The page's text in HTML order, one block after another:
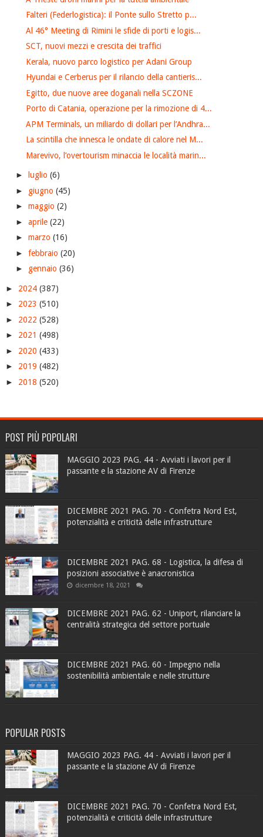
Falteri (Federlogistica): il Ponte sullo Stretto p...
Al 46° Meeting di Rimini le sfide di porti e logis...
SCT, nuovi mezzi e crescita dei traffici
Kerala, nuovo parco logistico per Adani Group
Hyundai e Cerberus per il rilancio della cantieris...
Egitto, due nuove aree doganali nella SCZONE
Porto di Catania, operazione per la rimozione di 4...
APM Terminals, un miliardo di dollari per l’Andhra...
La scintilla che innesca le ondate di calore nel M...
Marevivo, l’overtourism minaccia le località marin...
► luglio (6)
► giugno (45)
► maggio (2)
► aprile (22)
► marzo (16)
► febbraio (20)
► gennaio (36)
► 2024 (387)
► 2023 (510)
► 2022 (528)
► 2021 (498)
► 2020 (433)
► 2019 (482)
► 2018 (520)
POST PIÙ POPOLARI
MAGGIO 2023 PAG. 44 - Avviati i lavori per il
passante e la stazione AV di Firenze
DICEMBRE 2021 PAG. 70 - Confetra Nord Est,
potenzialità e criticità delle infrastrutture
DICEMBRE 2021 PAG. 68 - Logistica, la difesa di
posizioni associative è anacronistica
dicembre 18, 2021
DICEMBRE 2021 PAG. 62 - Uniport, rilanciare la
centralità strategica del settore portuale
DICEMBRE 2021 PAG. 60 - Impegno nella
sostenibilità ambientale e nelle strutture
POPULAR POSTS
MAGGIO 2023 PAG. 44 - Avviati i lavori per il
passante e la stazione AV di Firenze
DICEMBRE 2021 PAG. 70 - Confetra Nord Est,
potenzialità e criticità delle infrastrutture